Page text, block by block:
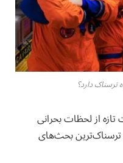
تازه از لحظات بحرانی
بحث‌های